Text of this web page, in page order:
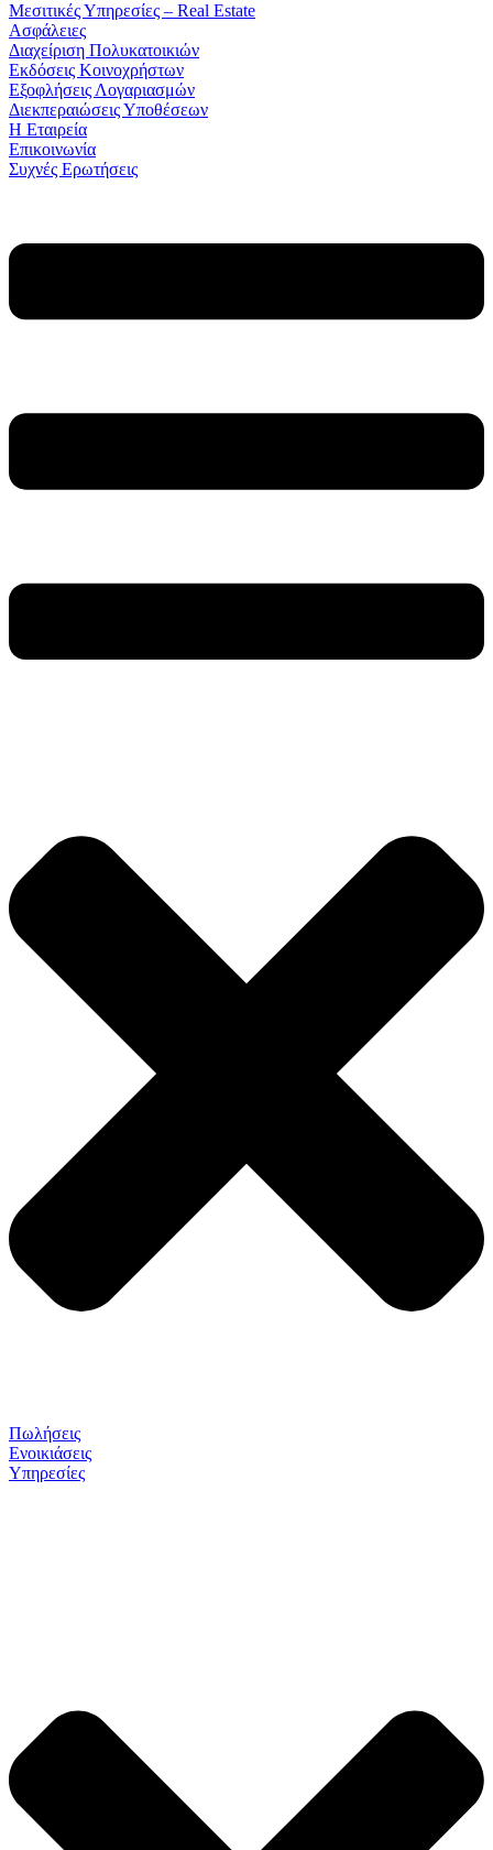
Μεσιτικές Υπηρεσίες – Real Estate
Ασφάλειες
Διαχείριση Πολυκατοικιών
Εκδόσεις Κοινοχρήστων
Εξοφλήσεις Λογαριασμών
Διεκπεραιώσεις Υποθέσεων
Η Εταιρεία
Επικοινωνία
Συχνές Ερωτήσεις
Πωλήσεις
Ενοικιάσεις
Υπηρεσίες